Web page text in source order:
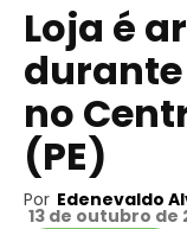
Loja é
no
(PE)
Por Edenevaldo
13 de outubro de